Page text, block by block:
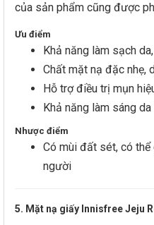
của sản phẩm cũng được
Ưu điểm
Khả năng làm sạch
Chất mặt nạ đặc nhẹ,
Hỗ trợ điều trị mụn
Khả năng làm sáng
Nhược điểm
Có mùi đất sét, có
người
5. Mặt nạ giấy Innisfree Jeju